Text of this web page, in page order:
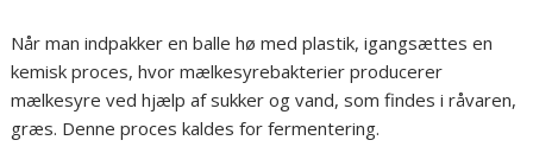
Når man indpakker en balle hø med plastik, igangsættes en
kemisk proces, hvor mælkesyrebakterier producerer
mælkesyre ved hjælp af sukker og vand, som findes i råvaren,
græs. Denne proces kaldes for fermentering.